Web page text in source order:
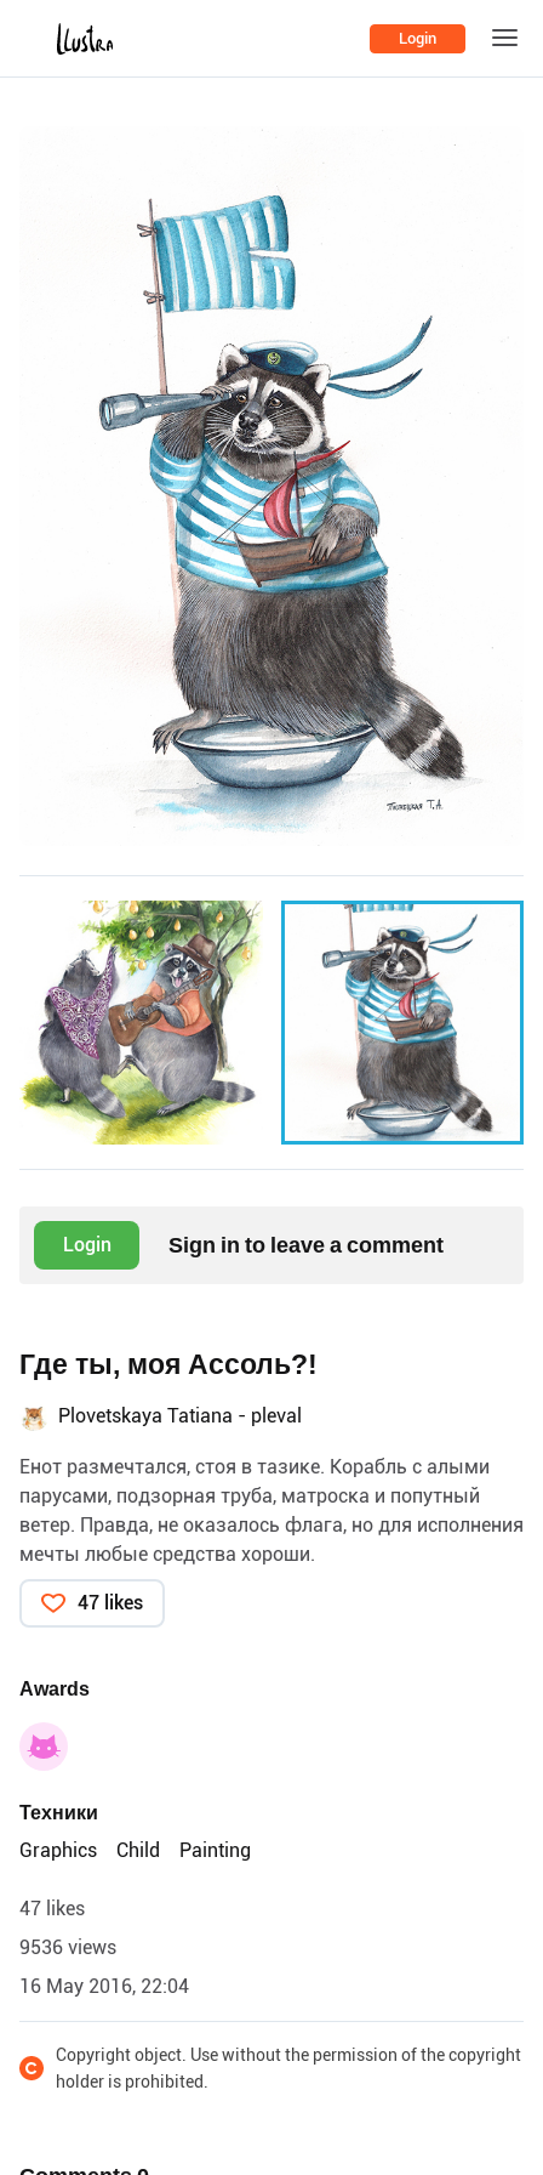
Login
Login Sign in to leave a comment
Где ты, моя Ассоль?!
Plovetskaya Tatiana - pleval
Енот размечтался, стоя в тазике. Корабль с алыми
парусами, подзорная труба, матроска и попутный
ветер. Правда, не оказалось флага, но для исполнения
мечты любые средства хороши.
47 likes
Awards
Техники
Graphics
Child Painting
47 likes
9536 views
16 May 2016, 22:04
Copyright object. Use without the permission of the copyright
holder is prohibited.